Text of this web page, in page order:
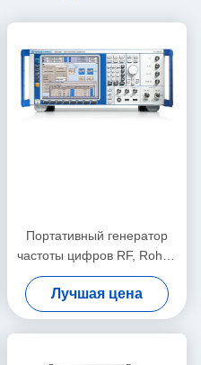
Портативный генератор
частоты цифров RF, Rohde
и Schwarz SMU200A
Лучшая цена